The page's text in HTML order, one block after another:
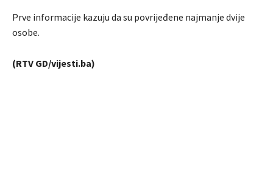
Prve informacije kazuju da su povrijeđene najmanje dvije
osobe.
(RTV GD/vijesti.ba)